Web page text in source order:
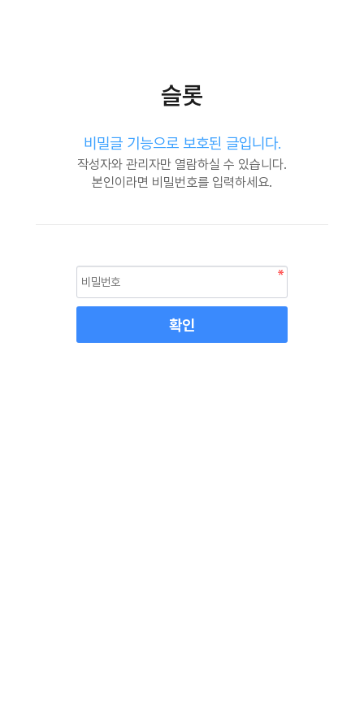
슬롯
비밀글 기능으로 보호된 글입니다.
작성자와 관리자만 열람하실 수 있습니다.
본인이라면 비밀번호를 입력하세요.